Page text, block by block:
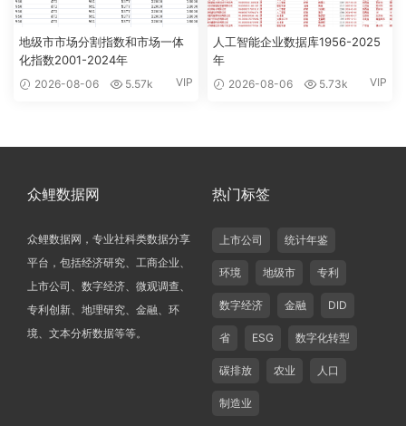
地级市市场分割指数和市场一体
化指数2001-2024年
2026-08-06 5.57k VIP
人工智能企业数据库1956-2025
年
2026-08-06 5.73k VIP
众鲤数据网
众鲤数据网，专业社科类数据分享
平台，包括经济研究、工商企业、
上市公司、数字经济、微观调查、
专利创新、地理研究、金融、环
境、文本分析数据等等。
热门标签
上市公司 统计年鉴
环境 地级市 专利
数字经济 金融 DID
省 ESG 数字化转型
碳排放 农业 人口
制造业